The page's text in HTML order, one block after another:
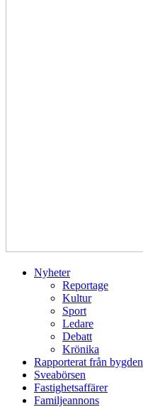
Nyheter
Reportage
Kultur
Sport
Ledare
Debatt
Krönika
Rapporterat från bygden
Sveabörsen
Fastighetsaffärer
Familjeannons